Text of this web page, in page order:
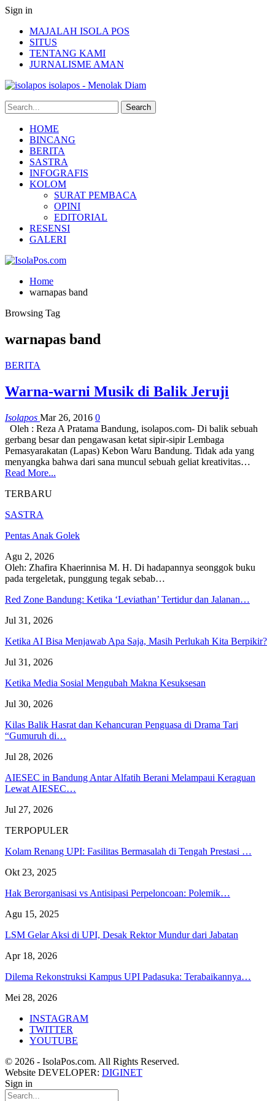
Sign in
MAJALAH ISOLA POS
SITUS
TENTANG KAMI
JURNALISME AMAN
isolapos - Menolak Diam
HOME
BINCANG
BERITA
SASTRA
INFOGRAFIS
KOLOM
SURAT PEMBACA
OPINI
EDITORIAL
RESENSI
GALERI
Home
warnapas band
Browsing Tag
warnapas band
BERITA
Warna-warni Musik di Balik Jeruji
Isolapos Mar 26, 2016 0
Oleh : Reza A Pratama Bandung, isolapos.com- Di balik sebuah
gerbang besar dan pengawasan ketat sipir-sipir Lembaga
Pemasyarakatan (Lapas) Kebon Waru Bandung. Tidak ada yang
menyangka bahwa dari sana muncul sebuah geliat kreativitas…
Read More...
TERBARU
SASTRA
Pentas Anak Golek
Agu 2, 2026
Oleh: Zhafira Khaerinnisa M. H. Di hadapannya seonggok buku
pada tergeletak, punggung tegak sebab…
Red Zone Bandung: Ketika ‘Leviathan’ Tertidur dan Jalanan…
Jul 31, 2026
Ketika AI Bisa Menjawab Apa Saja, Masih Perlukah Kita Berpikir?
Jul 31, 2026
Ketika Media Sosial Mengubah Makna Kesuksesan
Jul 30, 2026
Kilas Balik Hasrat dan Kehancuran Penguasa di Drama Tari
“Gumuruh di…
Jul 28, 2026
AIESEC in Bandung Antar Alfatih Berani Melampaui Keraguan
Lewat AIESEC…
Jul 27, 2026
TERPOPULER
Kolam Renang UPI: Fasilitas Bermasalah di Tengah Prestasi …
Okt 23, 2025
Hak Berorganisasi vs Antisipasi Perpeloncoan: Polemik…
Agu 15, 2025
LSM Gelar Aksi di UPI, Desak Rektor Mundur dari Jabatan
Apr 18, 2026
Dilema Rekonstruksi Kampus UPI Padasuka: Terabaikannya…
Mei 28, 2026
INSTAGRAM
TWITTER
YOUTUBE
© 2026 - IsolaPos.com. All Rights Reserved.
Website DEVELOPER: DIGINET
Sign in